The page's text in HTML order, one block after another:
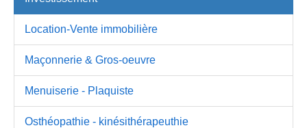
Location-Vente immobilière
Maçonnerie & Gros-oeuvre
Menuiserie - Plaquiste
Osthéopathie - kinésithérapeuthie